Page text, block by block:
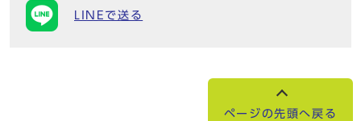
LINEで送る
ページの先頭へ戻る